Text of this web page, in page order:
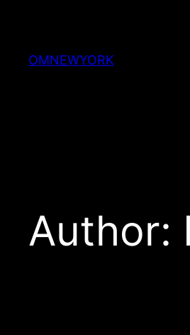
content
OMNEWYORK
Author: